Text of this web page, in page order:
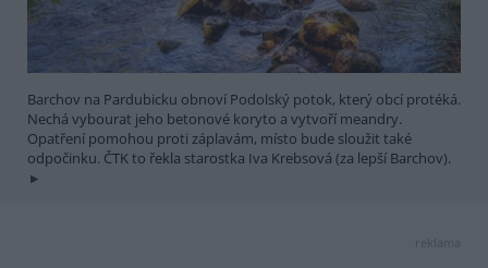
Barchov na Pardubicku obnoví Podolský potok, který obcí protéká.
Nechá vybourat jeho betonové koryto a vytvoří meandry.
Opatření pomohou proti záplavám, místo bude sloužit také
odpočinku. ČTK to řekla starostka Iva Krebsová (za lepší Barchov).
reklama